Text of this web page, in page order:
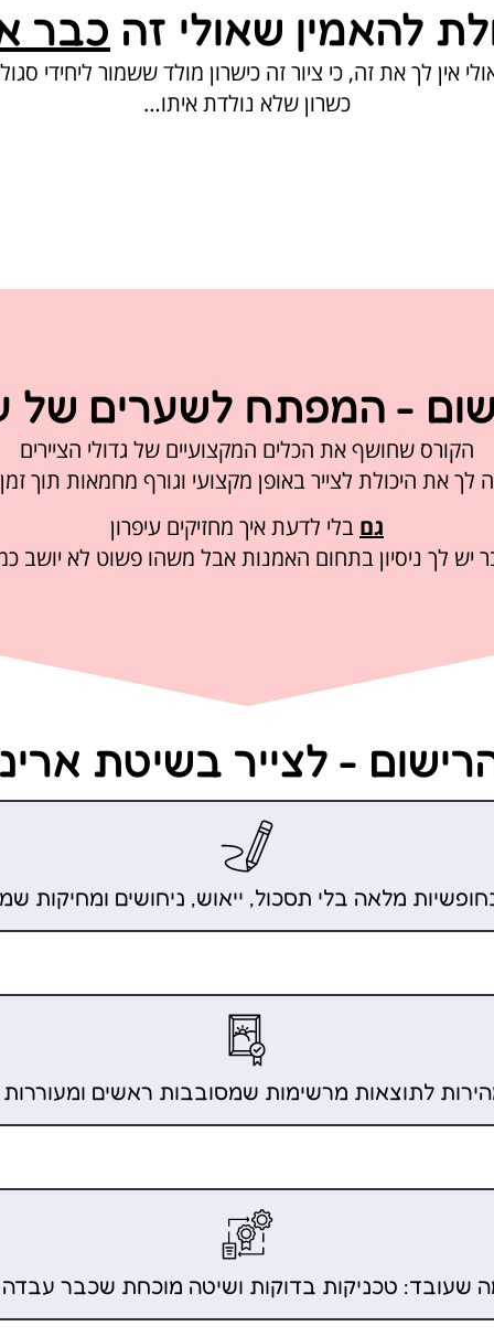
להאמין שאולי זה כבר
אין לך את זה, כי ציור זה כישרון מולד ששמור ליחידי
כשרון שלא נולדת איתו…
- המפתח לשערים של
הקורס שחושף את הכלים המקצועיים של גדולי הציירים
לך את היכולת לצייר באופן מקצועי וגורף מחמאות תוך
גם בלי לדעת איך מחזיקים עיפרון
יש לך ניסיון בתחום האמנות אבל משהו פשוט לא יושב
- לצייר בשיטת
מלאה בלי תסכול, ייאוש, ניחושים ומחיקות
לתוצאות מרשימות שמסובבות ראשים
שעובד: טכניקות בדוקות ושיטה מוכחת שכבר עבדה